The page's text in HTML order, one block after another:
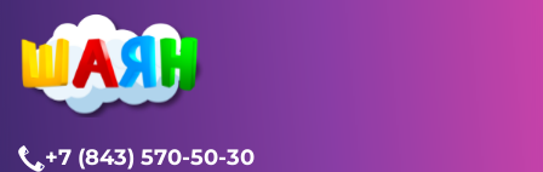
+7 (843) 570-50-30